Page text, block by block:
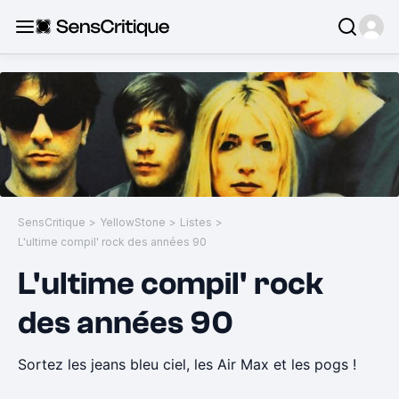
SensCritique > YellowStone > Listes >
L'ultime compil' rock des années 90
L'ultime compil' rock
des années 90
Sortez les jeans bleu ciel, les Air Max et les pogs !